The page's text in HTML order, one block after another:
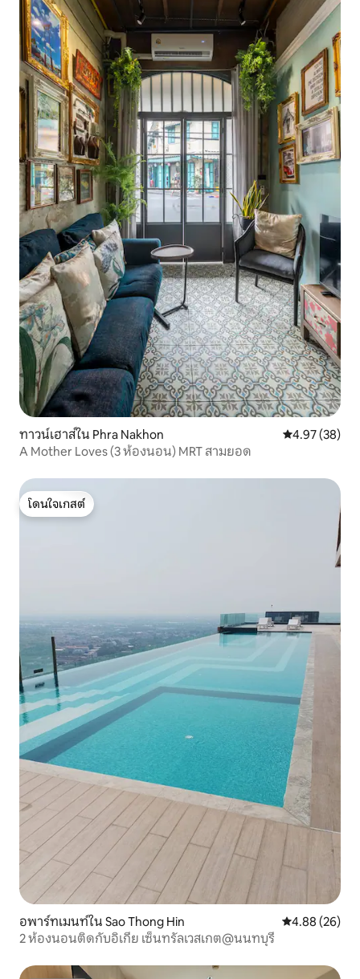
ทาวน์เฮาส์ใน Phra Nakhon คะแนนเฉลี่ย
4.97 (38)
A Mother Loves (3 ห้องนอน) MRT สามยอด
โดนใจเกสต์
โดนใจเกสต์
อพาร์ทเมนท์ใน Sao Thong Hin คะแนนเฉลี่ย
4.88 (26)
2 ห้องนอนติดกับอิเกีย เซ็นทรัลเวสเกต@นนทบุรี